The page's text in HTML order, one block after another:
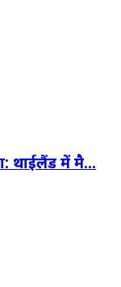
थाईलैंड में मै...